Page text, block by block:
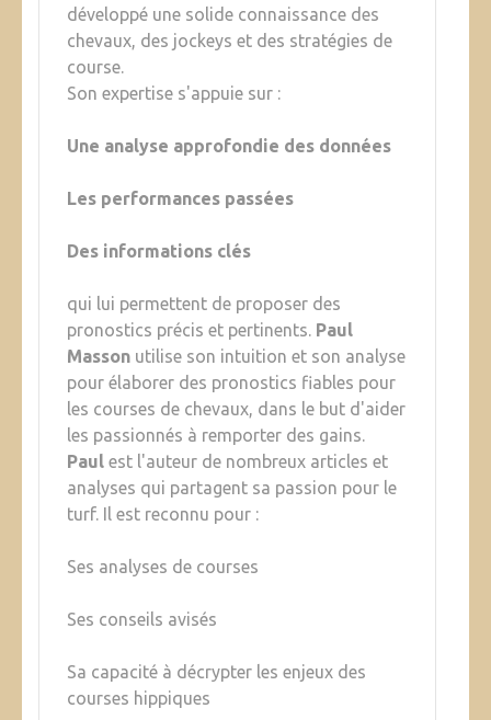
développé une solide connaissance des
chevaux, des jockeys et des stratégies de
course.
Son expertise s'appuie sur :
Une analyse approfondie des données
Les performances passées
Des informations clés
qui lui permettent de proposer des
pronostics précis et pertinents. Paul
Masson utilise son intuition et son analyse
pour élaborer des pronostics fiables pour
les courses de chevaux, dans le but d'aider
les passionnés à remporter des gains.
Paul est l'auteur de nombreux articles et
analyses qui partagent sa passion pour le
turf. Il est reconnu pour :
Ses analyses de courses
Ses conseils avisés
Sa capacité à décrypter les enjeux des
courses hippiques